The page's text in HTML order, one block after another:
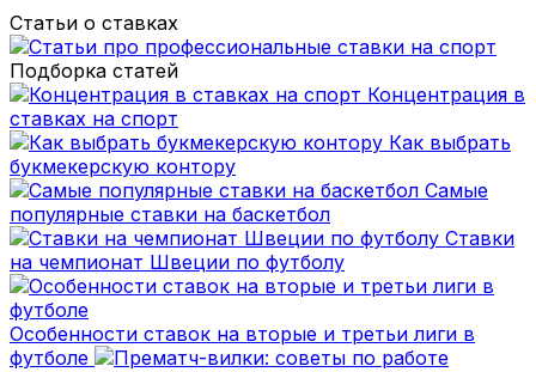
Статьи о ставках
Подборка статей
Концентрация в
ставках на спорт
Как выбрать
букмекерскую контору
Самые
популярные ставки на баскетбол
Ставки
на чемпионат Швеции по футболу
Особенности ставок на вторые и третьи лиги в
футболе